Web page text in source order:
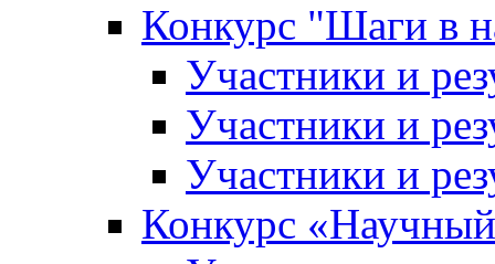
Конкурс "Шаги в
Участники и
Участники и
Участники и
Конкурс